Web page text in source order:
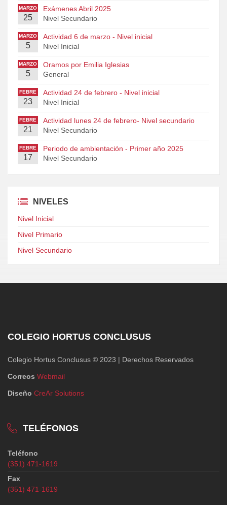
MARZO
25
Exámenes Abril 2025
Nivel Secundario
MARZO
5
Actividad 6 de marzo - Nivel inicial
Nivel Inicial
MARZO
5
Oramos por Emilia Iglesias
General
FEBRE
RO
23
Actividad 24 de febrero - Nivel inicial
Nivel Inicial
FEBRE
RO
21
Actividad lunes 24 de febrero- Nivel secundario
Nivel Secundario
FEBRE
RO
17
Periodo de ambientación - Primer año 2025
Nivel Secundario
NIVELES
Nivel Inicial
Nivel Primario
Nivel Secundario
COLEGIO HORTUS CONCLUSUS
Colegio Hortus Conclusus © 2023 | Derechos Reservados
Correos Webmail
Diseño CreAr Solutions
TELÉFONOS
Teléfono
(351) 471-1619
Fax
(351) 471-1619